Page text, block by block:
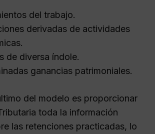
del trabajo.
derivadas de actividades
de diversa índole.
ganancias patrimoniales.
del modelo es proporcionar
toda la información
las retenciones practicadas, lo